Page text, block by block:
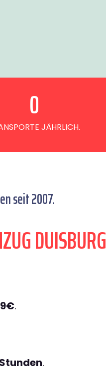
JÄHRLICH.
0
seit 2007.
DUISBURG
.
.